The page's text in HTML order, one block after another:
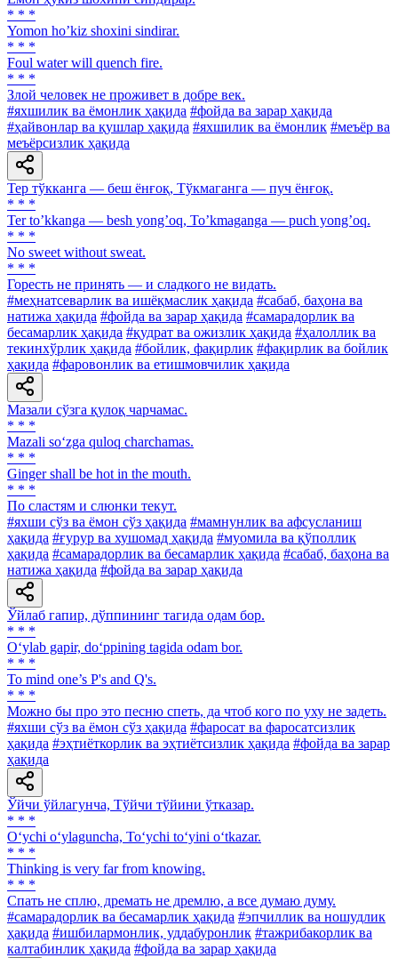
* * *
Yomon hoʼkiz shoxini sindirar.
* * *
Foul water will quench fire.
* * *
Злой человек не проживет в добре век.
#яхшилик ва ёмонлик ҳақида #фойда ва зарар ҳақида
#ҳайвонлар ва қушлар ҳақида #яхшилик ва ёмонлик #меъёр ва
меъёрсизлик ҳақида
Тер тўкканга — беш ёнғоқ, Тўкмаганга — пуч ёнғоқ.
* * *
Ter toʼkkanga — besh yongʼoq, Toʼkmaganga — puch yongʼoq.
* * *
No sweet without sweat.
* * *
Горесть не принять — и сладкого не видать.
#меҳнатсеварлик ва ишёқмаслик ҳақида #сабаб, баҳона ва
натижа ҳақида #фойда ва зарар ҳақида #самарадорлик ва
бесамарлик ҳақида #қудрат ва ожизлик ҳақида #ҳалоллик ва
текинхўрлик ҳақида #бойлик, фақирлик #фақирлик ва бойлик
ҳақида #фаровонлик ва етишмовчилик ҳақида
Мазали сўзга қулоқ чарчамас.
* * *
Mazali so‘zga quloq charchamas.
* * *
Ginger shall be hot in the mouth.
* * *
По сластям и слюнки текут.
#яхши сўз ва ёмон сўз ҳақида #мамнунлик ва афсусланиш
ҳақида #ғурур ва хушомад ҳақида #муомила ва қўполлик
ҳақида #самарадорлик ва бесамарлик ҳақида #сабаб, баҳона ва
натижа ҳақида #фойда ва зарар ҳақида
Ўйлаб гапир, дўппининг тагида одам бор.
* * *
O‘ylab gapir, do‘ppining tagida odam bor.
* * *
To mind one’s P's and Q's.
* * *
Можно бы про это песню спеть, да чтоб кого по уху не задеть.
#яхши сўз ва ёмон сўз ҳақида #фаросат ва фаросатсизлик
ҳақида #эҳтиёткорлик ва эҳтиётсизлик ҳақида #фойда ва зарар
ҳақида
Ўйчи ўйлагунча, Тўйчи тўйини ўтказар.
* * *
O‘ychi o‘ylaguncha, To‘ychi to‘yini o‘tkazar.
* * *
Thinking is very far from knowing.
* * *
Спать не сплю, дремать не дремлю, а все думаю думу.
#самарадорлик ва бесамарлик ҳақида #эпчиллик ва ношудлик
ҳақида #ишбилармонлик, уддабуронлик #тажрибакорлик ва
калтабинлик ҳақида #фойда ва зарар ҳақида